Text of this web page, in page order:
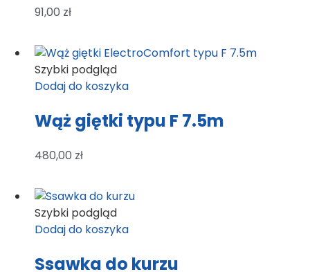
91,00 zł
Szybki podgląd
Dodaj do koszyka
Wąż giętki typu F 7.5m
480,00 zł
Szybki podgląd
Dodaj do koszyka
Ssawka do kurzu